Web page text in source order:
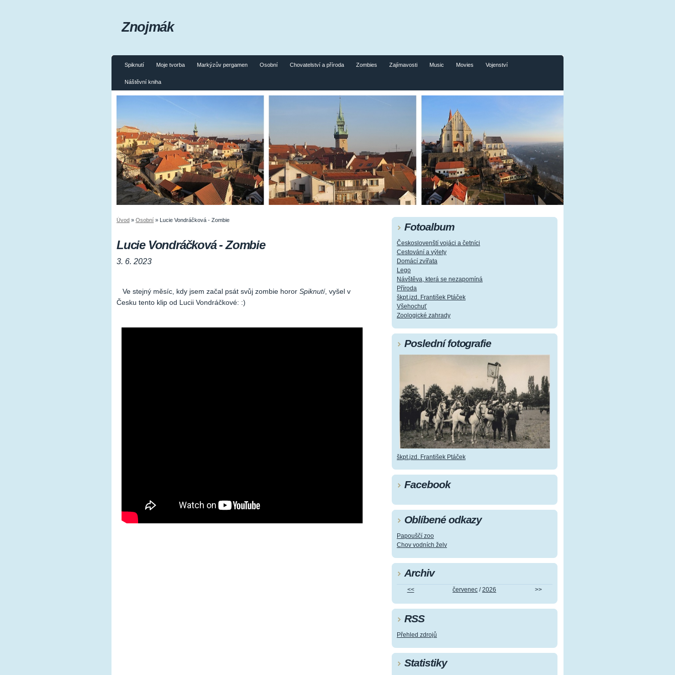
Spiknutí Moje tvorba Markýzův pergamen Osobní Chovatelství a příroda Zombies Zajímavosti Music Movies Vojenství
Náštěvní kniha
Znojmák
Úvod » Osobní » Lucie Vondráčková - Zombie
Lucie Vondráčková - Zombie
3. 6. 2023
Ve stejný měsíc, kdy jsem začal psát svůj zombie horor Spiknutí, vyšel v
Česku tento klip od Lucii Vondráčkové: :)
Fotoalbum
Českoslovenští vojáci a četníci
Cestování a výlety
Domácí zvířata
Lego
Návštěva, která se nezapomíná
Příroda
škpt.jzd. František Ptáček
Všehochuť
Zoologické zahrady
Poslední fotografie
škpt.jzd. František Ptáček
Facebook
Oblíbené odkazy
Papouščí zoo
Chov vodních želv
Archiv
<< červenec /2026 >>
RSS
Přehled zdrojů
Statistiky